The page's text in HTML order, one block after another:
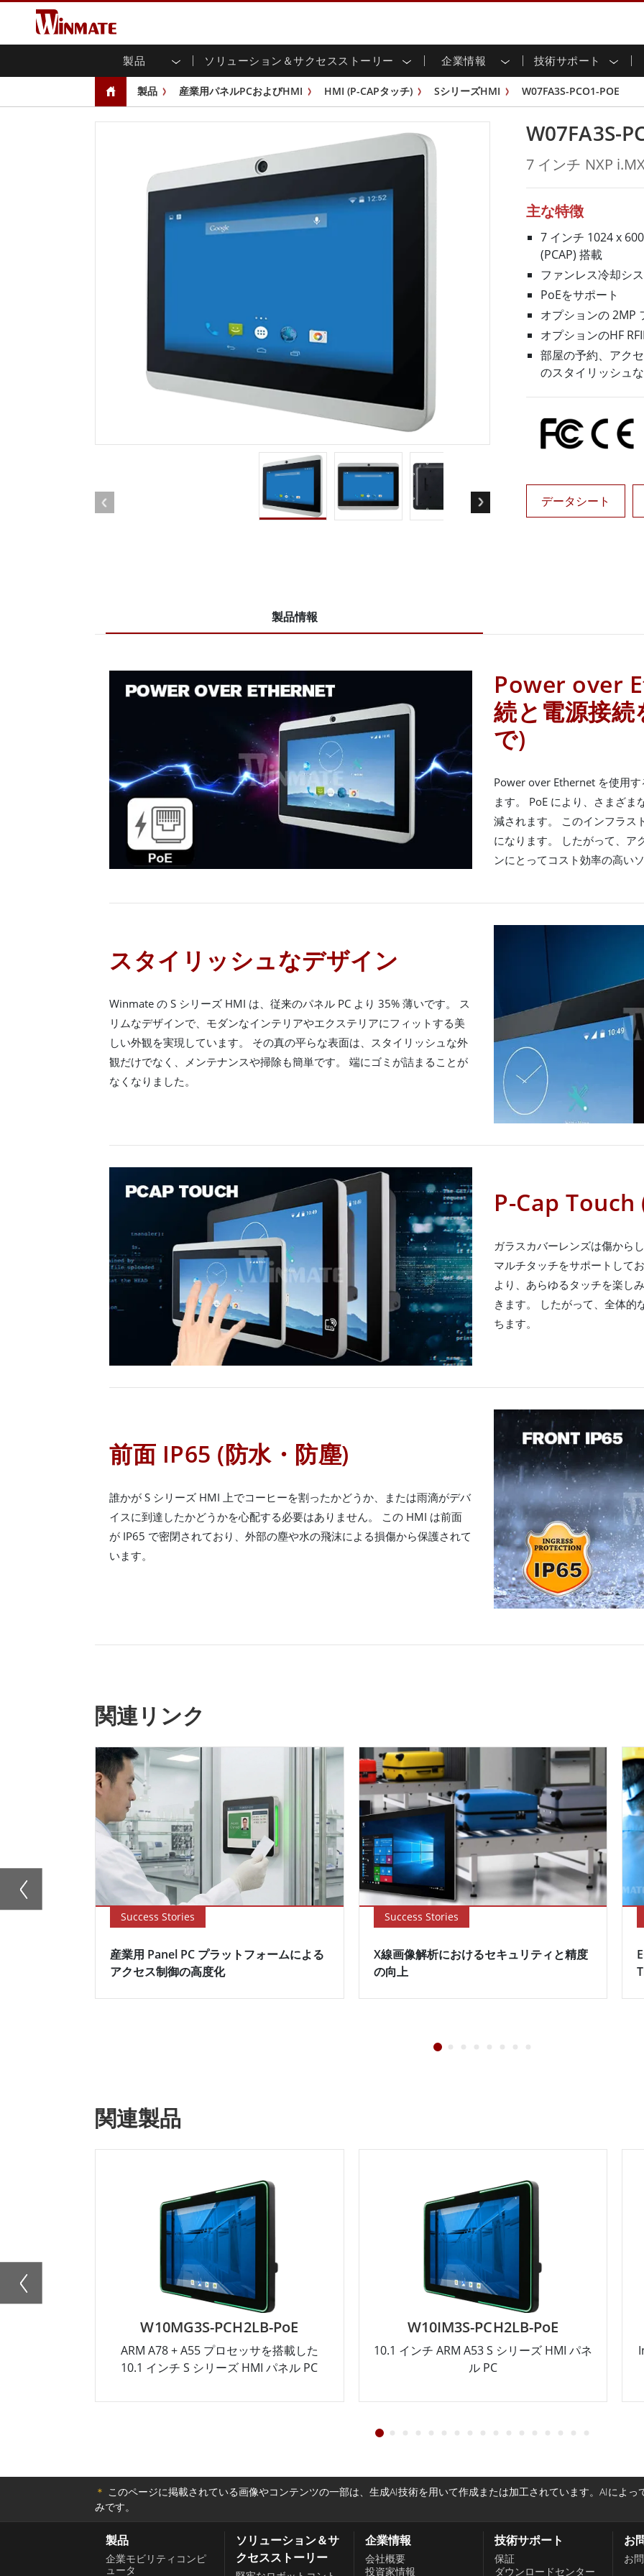
製品 ソリューション＆サクセスストーリー 企業情報 技術サポート
企業モビリティコンピュータ
頑丈なノートパソコン
堅牢タブレットコントローラー
Android堅牢タブレット
超堅牢タブレット
エッジAIモビリティ
産業用ディスプレイ
マルチタッチ (P-
オープンフレーム
シャーシ
パネルマウント
PoEタッチ
USB Type-C
屋外ディスプレイ
G-WINシリーズ /
IP67
リアマウント
ラックマウント
バータイプディス
産業用パネルPCおよびHMI
HMI (P-CAPタッチ)
産業用パネルPC (P-CAPタッチ)
産業用パネルPC (抵抗膜方式)
ステンレスシリーズ
G-WINシリーズ / IP67設計
ATEXグレード
バータイプパネルPC
車載コンピュータ ヘルスケアグレード
ヘルスケア堅牢タブレット
ヘルスケアパネルPC
ヘルスケアディスプレイ
頑丈なロボットコントローラ
エッジAIモビリティ
ロボット コントローラー
石油・ガス、ATEXグレード
ATEX認定 堅牢型ハンドヘルドコンピュ
ータ
ATEX グレード パネル PC
More
AI コンピュータ
エッジ AI モビリティ
エッジ AIパネルPC
エッジ AI コンピューティング
堅牢なロボットコントローラ AI対応 エネルギー、化学、ATEX
農業
交通 食品 & 衛生産業
IIoT & エッジコンピューティン
グ
倉庫 & 物流
インフラ
健康管理
再生可能エネルギー
ヘビーデューティー
金属＆鉱業 スマート充電ステーション
会社概要 投資家情報 サステナビリティ
保証 ダウンロードセンター カスタマーサービスセンタ
マーケティングポータル
ファイル共有
新製品情報 ニュースレター 製品仕様変更のお知らせ
展示会・イベント
Youtubeチャンネル バーチャル展示会
製品 産業用パネルPCおよびHMI HMI (P-CAPタッチ) SシリーズHMI W07FA3S-PCO1-POE
W07FA3S-
7 インチ NXP
主な特徴
7 インチ 1024 x
(PCAP) 搭載
ファンレス冷却シ
PoEをサポート
オプションの 2MP
オプションのHF
部屋の予約、アク
のスタイリッシュ
データシート
製品情報
Power over
続と電源接
で)
Power over Ethernet を使用
ます。 PoE により、さまざ
減されます。 このインフラス
になります。 したがって、ア
ンにとってコスト効率の高い
スタイリッシュなデザイン
Winmate の S シリーズ HMI は、従来のパネル PC より 35% 薄いです。 ス
リムなデザインで、モダンなインテリアやエクステリアにフィットする美
しい外観を実現しています。 その真の平らな表面は、スタイリッシュな外
観だけでなく、メンテナンスや掃除も簡単です。 端にゴミが詰まることが
なくなりました。
P-Cap
ガラスカバーレンズは傷から
マルチタッチをサポートして
より、あらゆるタッチを楽し
きます。 したがって、全体的
ちます。
前面 IP65 (防水・防塵)
誰かが S シリーズ HMI 上でコーヒーを割ったかどうか、または雨滴がデバ
イスに到達したかどうかを心配する必要はありません。 この HMI は前面
が IP65 で密閉されており、外部の塵や水の飛沫による損傷から保護されて
います。
関連リンク
Success Stories
産業用 Panel PC プラットフォームによる
アクセス制御の高度化
Success Stories
X線画像解析におけるセキュリティと精度
の向上
関連製品
W10MG3S-PCH2LB-PoE
ARM A78 + A55 プロセッサを搭載した
10.1 インチ S シリーズ HMI パネル PC
W10IM3S-PCH2LB-PoE
10.1 インチ ARM A53 S シリーズ HMI パネ
ル PC
＊ このページに掲載されている画像やコンテンツの一部は、生成AI技術を用いて作成または加工されています。AIによ
みです。
製品
企業モビリティコンピ
ュータ
ソリューション＆サ
クセスストーリー
企業情報
会社概要
投資家情報
技術サポート
保証
ダウンロードセンター
お
お